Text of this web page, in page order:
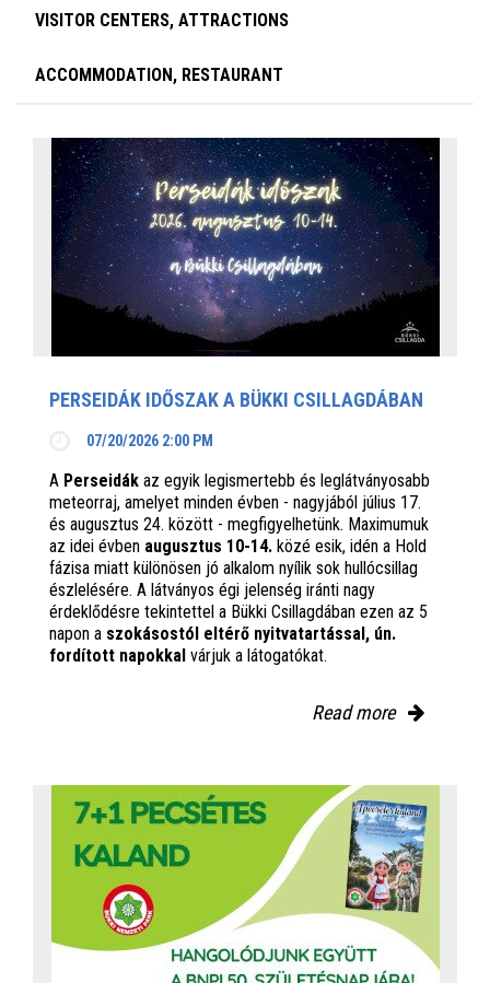
VISITOR CENTERS, ATTRACTIONS
ACCOMMODATION, RESTAURANT
PERSEIDÁK IDŐSZAK A BÜKKI CSILLAGDÁBAN
07/20/2026 2:00 PM
A Perseidák az egyik legismertebb és leglátványosabb
meteorraj, amelyet minden évben - nagyjából július 17.
és augusztus 24. között - megfigyelhetünk. Maximumuk
az idei évben augusztus 10-14. közé esik, idén a Hold
fázisa miatt különösen jó alkalom nyílik sok hullócsillag
észlelésére. A látványos égi jelenség iránti nagy
érdeklődésre tekintettel a Bükki Csillagdában ezen az 5
napon a szokásostól eltérő nyitvatartással, ún.
fordított napokkal várjuk a látogatókat.
Read more